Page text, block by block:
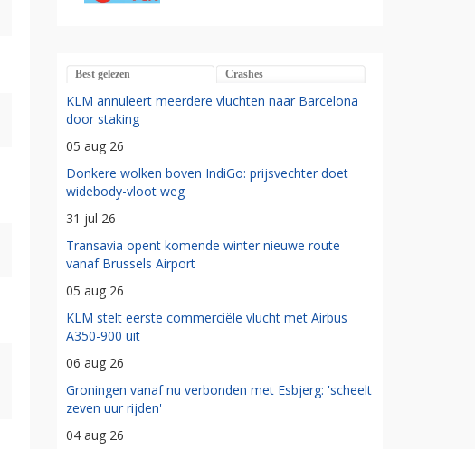
Best gelezen Crashes
KLM annuleert meerdere vluchten naar Barcelona
door staking
05 aug 26
Donkere wolken boven IndiGo: prijsvechter doet
widebody-vloot weg
31 jul 26
Transavia opent komende winter nieuwe route
vanaf Brussels Airport
05 aug 26
KLM stelt eerste commerciële vlucht met Airbus
A350-900 uit
06 aug 26
Groningen vanaf nu verbonden met Esbjerg: 'scheelt
zeven uur rijden'
04 aug 26